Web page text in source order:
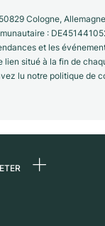
Cologne,
:
et les
situé à la fin de
lu notre politique de